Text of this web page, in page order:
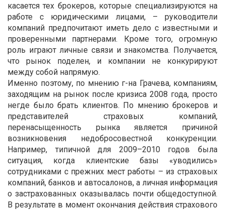
касается тех брокеров, которые специализируются на
работе с юридическими лицами, – руководители
компаний предпочитают иметь дело с известными и
проверенными партнерами. Кроме того, огромную
роль играют личные связи и знакомства. Получается,
что рынок поделен, и компании не конкурируют
между собой напрямую.
Именно поэтому, по мнению г-на Грачева, компаниям,
заходящим на рынок после кризиса 2008 года, просто
негде было брать клиентов. По мнению брокеров и
представителей страховых компаний,
перенасыщенность рынка является причиной
возникновения недобросовестной конкуренции.
Например, типичной для 2009–2010 годов была
ситуация, когда клиентские базы «уводились»
сотрудниками с прежних мест работы – из страховых
компаний, банков и автосалонов, а личная информация
о застрахованных оказывалась почти общедоступной.
В результате в момент окончания действия страхового